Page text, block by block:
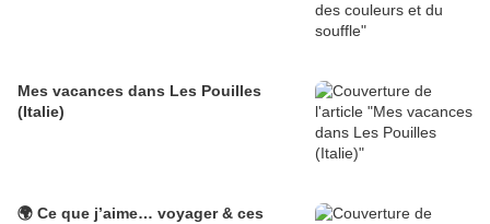
Mes vacances dans Les Pouilles
(Italie)
🌍 Ce que j’aime… voyager & ces